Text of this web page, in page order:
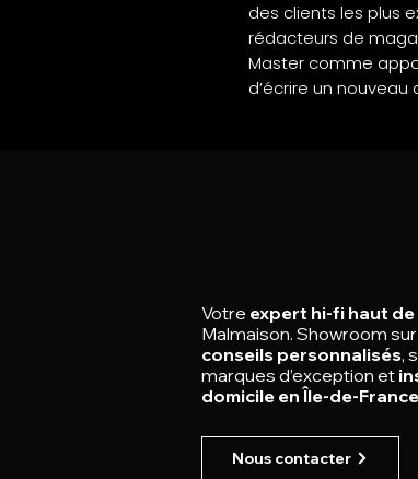
des clients les plus
rédacteurs de
Master comme
d’écrire un
Votre expert hi-fi haut de
Malmaison. Showroom
conseils personnalisés,
marques d’exception et
domicile en Île-de-France
Nous contacter